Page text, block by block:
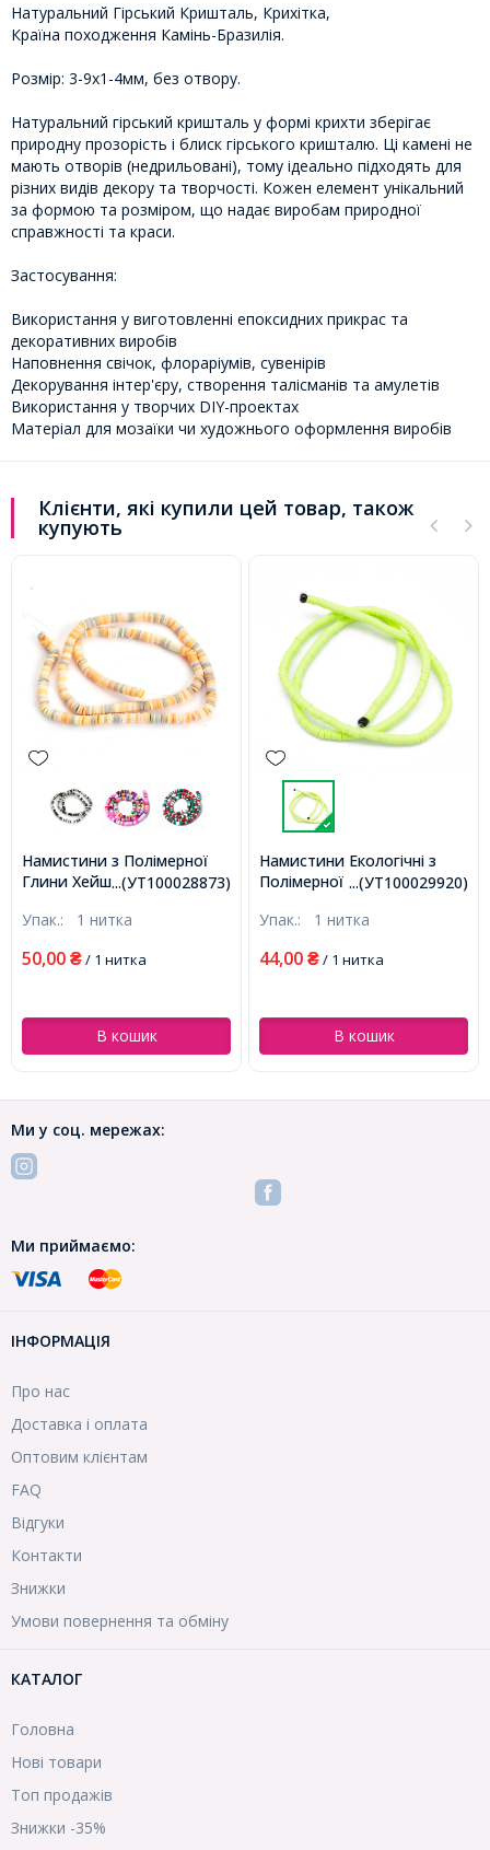
Натуральний Гірський Кришталь, Крихітка,
Країна походження Камінь-Бразилія.
Розмір: 3-9x1-4мм, без отвору.
Натуральний гірський кришталь у формі крихти зберігає
природну прозорість і блиск гірського кришталю. Ці камені не
мають отворів (недрильовані), тому ідеально підходять для
різних видів декору та творчості. Кожен елемент унікальний
за формою та розміром, що надає виробам природної
справжності та краси.
Застосування:
Використання у виготовленні епоксидних прикрас та
декоративних виробів
Наповнення свічок, флораріумів, сувенірів
Декорування інтер'єру, створення талісманів та амулетів
Використання у творчих DIY-проектах
Матеріал для мозаїки чи художнього оформлення виробів
Клієнти, які купили цей товар, також
купують
...(УТ100028873)
Намистини з Полімерної
Глини Хейші Ручна Робота,
1.4мм, близько
(УТ100028873)
Упак.: 1 нитка
50,00 ₴/ 1 нитка
В кошик
...(УТ100029920)
Намистини Екологічні з
Полімерної Глини, Ручна
Світло-зелений, 3х1мм,
375шт/40см/нитка
Упак.: 1 нитка
44,00 ₴/ 1 нитка
В кошик
Ми у соц. мережах:
Ми приймаємо:
ІНФОРМАЦІЯ
Про нас
Доставка і оплата
Оптовим клієнтам
FAQ
Відгуки
Контакти
Знижки
Умови повернення та обміну
КАТАЛОГ
Головна
Нові товари
Топ продажів
Знижки -35%